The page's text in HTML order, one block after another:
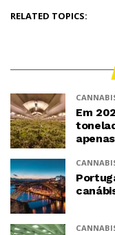
RELATED TOPICS:
Em